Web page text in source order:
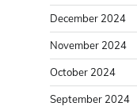
December 2024
November 2024
October 2024
September 2024